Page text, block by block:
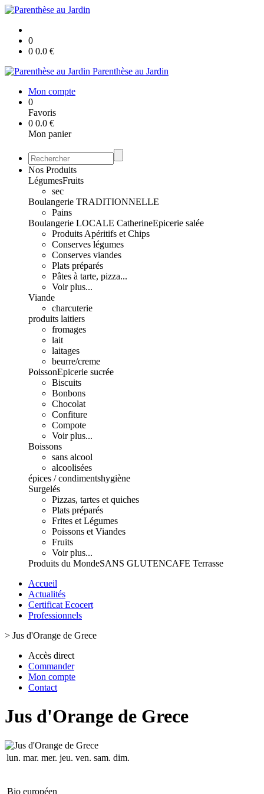
0
0 0.0 €
Parenthèse au Jardin
Mon compte
0
Favoris
0 0.0 €
Mon panier
Nos Produits
LégumesFruits
sec
Boulangerie TRADITIONNELLE
Pains
Boulangerie LOCALE CatherineEpicerie salée
Produits Apéritifs et Chips
Conserves légumes
Conserves viandes
Plats préparés
Pâtes à tarte, pizza...
Voir plus...
Viande
charcuterie
produits laitiers
fromages
lait
laitages
beurre/creme
PoissonEpicerie sucrée
Biscuits
Bonbons
Chocolat
Confiture
Compote
Voir plus...
Boissons
sans alcool
alcoolisées
épices / condimentshygiène
Surgelés
Pizzas, tartes et quiches
Plats préparés
Frites et Légumes
Poissons et Viandes
Fruits
Voir plus...
Produits du MondeSANS GLUTENCAFE Terrasse
Accueil
Actualités
Certificat Ecocert
Professionnels
> Jus d'Orange de Grece
Accès direct
Commander
Mon compte
Contact
Jus d'Orange de Grece
lun. mar. mer. jeu. ven. sam. dim.
Bio européen